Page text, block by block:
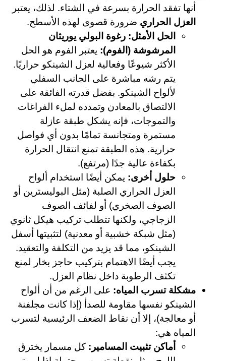
أنها تفقد الحرارة بسرعة في الشتاء. لذلك، يعتبر
العزل الحراري ضرورة قصوى لهذه الأسطح.
الحل الأمثل: رغوة البولي يوريثان
المرشوشة (الفوم): يعتبر الفوم هو الحل
الأكثر شيوعًا وفعالية لعزل الشينكو حراريًا.
يتم رشه مباشرة على الجانب السفلي
لألواح الشينكو. بفضل قدرته الفائقة على
الالتصاق بالمعادن وتمدده لملء الفراغات
والتموجات، فإنه يشكل طبقة عازلة
مستمرة ومتجانسة تمامًا بدون أي فواصل
حرارية. هذه الطبقة تمنع انتقال الحرارة
بكفاءة عالية جدًا (مرتفع).
حلول أخرى: يمكن أيضًا استخدام ألواح
العزل الحراري الصلبة (مثل البوليسترين أو
الصوف الصخري) أو لفائف الصوف
الزجاجي، ولكنها تتطلب تركيب هيكل ثانوي
(مثل شبكة خشبية أو معدنية) لتثبيتها أسفل
الشينكو، مما قد يزيد من التكلفة والتعقيد.
يجب أيضًا الاهتمام بتركيب حاجز بخار لمنع
تكثف الرطوبة داخل نظام العزل.
مشكلة تسرب المياه: على الرغم من أن ألواح
الشينكو نفسها مقاومة للصدأ (إذا كانت مجلفنة
أو معالجة)، إلا أن نقاط الضعف الرئيسية لتسرب
المياه هي:
أماكن تثبيت المسامير: كل مسمار يخترق